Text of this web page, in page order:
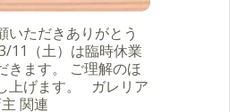
いただきありがとう
11（土）は臨時休業
きます。 ご理解のほ
上げます。 ガレリア
関連